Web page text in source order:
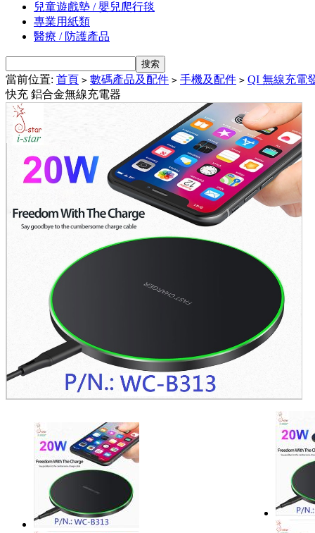
兒童遊戲墊 / 嬰兒爬行毯
專業用紙類
醫療 / 防護產品
當前位置: 首頁 > 數碼產品及配件 > 手機及配件 > QI 無線充電
快充 鋁合金無線充電器